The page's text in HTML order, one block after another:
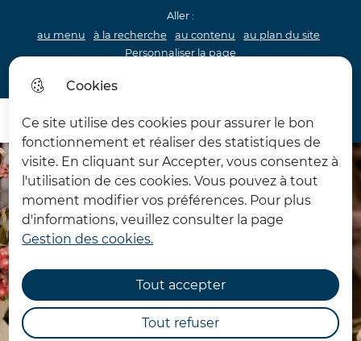
Cookies
Ce site utilise des cookies pour assurer le bon
fonctionnement et réaliser des statistiques de
visite. En cliquant sur Accepter, vous consentez à
l'utilisation de ces cookies. Vous pouvez à tout
moment modifier vos préférences. Pour plus
d'informations, veuillez consulter la page
Gestion des cookies.
Tout accepter
Tout refuser
Aller :
au menu
à la recherche au contenu
au plan du site
Personnaliser la page
Château d'Hardelot
Menu